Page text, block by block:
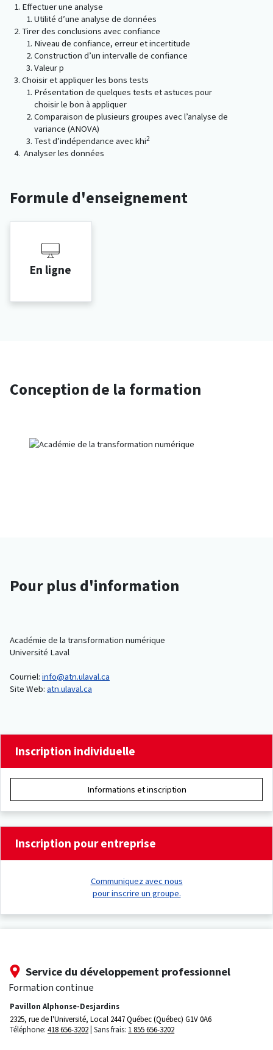
Effectuer une analyse
Utilité d’une analyse de données
Tirer des conclusions avec confiance
Niveau de confiance, erreur et incertitude
Construction d’un intervalle de confiance
Valeur p
Choisir et appliquer les bons tests
Présentation de quelques tests et astuces pour
choisir le bon à appliquer
Comparaison de plusieurs groupes avec l’analyse de
variance (ANOVA)
Test d’indépendance avec khi2
Analyser les données
Formule d'enseignement
En ligne
Conception de la formation
Pour plus d'information
Académie de la transformation numérique
Université Laval
Courriel: info@atn.ulaval.ca
Site Web: atn.ulaval.ca
Inscription individuelle
Informations et inscription
Inscription pour entreprise
Communiquez avec nous
pour inscrire un groupe.
Service du développement professionnel
Formation continue
Pavillon Alphonse-Desjardins
2325, rue de l'Université, Local 2447Québec (Québec) G1V 0A6
Téléphone: 418 656-3202 Sans frais: 1 855 656-3202